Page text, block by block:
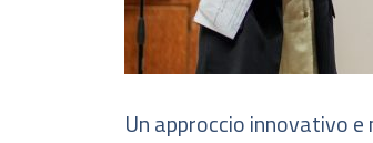
Un approccio innovativo e